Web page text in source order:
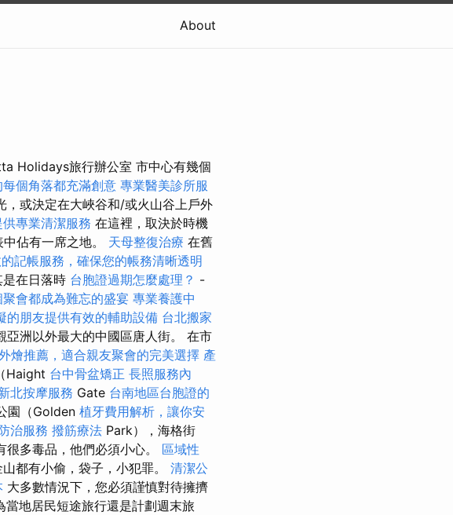
About
Holidays旅行辦公室 市中心有幾個
個角落都充滿創意 專業醫美診所服
，或決定在大峽谷和/或火山谷上戶外
專業清潔服務 在這裡，取決於時機
佔有一席之地。 天母整復治療 在舊
記帳服務，確保您的帳務清晰透明
在日落時 台胞證過期怎麼處理？ -
會都成為難忘的盛宴 專業養護中
的朋友提供有效的輔助設備 台北搬家
亞洲以外最大的中國區唐人街。 在市
燴推薦，適合親友聚會的完美選擇 產
Haight 台中骨盆矯正 長照服務內
北按摩服務 Gate 台南地區台胞證的
園（Golden 植牙費用解析，讓你安
治服務 撥筋療法 Park），海格街
多毒品，他們必須小心。 區域性
都有小偷，袋子，小犯罪。 清潔公
大多數情況下，您必須謹慎對待擁擠
地居民短途旅行還是計劃週末旅